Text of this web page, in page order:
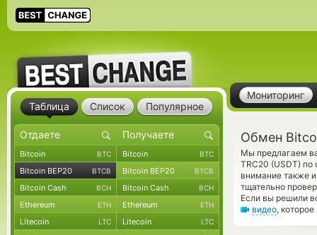
Мониторинг
Обмен
Мы предлагаем
TRC20 (USDT)
внимание также
тщательно
Если вы решили
видео,
Таблица Список Популярное
Bitcoin BTC Bitcoin BTC
Bitcoin BEP20 BTCB Bitcoin BEP20 BTCB
Bitcoin Cash BCH Bitcoin Cash BCH
Ethereum ETH Ethereum ETH
Litecoin LTC Litecoin LTC